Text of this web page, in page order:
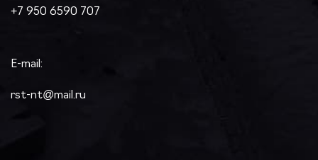
+7 950 6590 707
E-mail:
rst-nt@mail.ru